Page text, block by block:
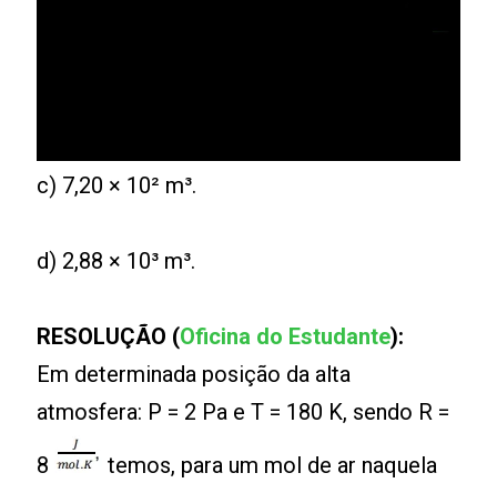
c) 7,20 × 10² m³.
d) 2,88 × 10³ m³.
RESOLUÇÃO (Oficina do Estudante):
Em determinada posição da alta
atmosfera: P = 2 Pa e T = 180 K, sendo R =
8
temos, para um mol de ar naquela